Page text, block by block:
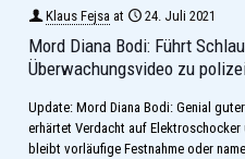
Klaus Fejsa at 24. Juli 2021
Mord Diana Bodi: Führt
Überwachungsvideo zu
Update: Mord Diana Bodi: Genial
erhärtet Verdacht auf
bleibt vorläufige Festnahme oder